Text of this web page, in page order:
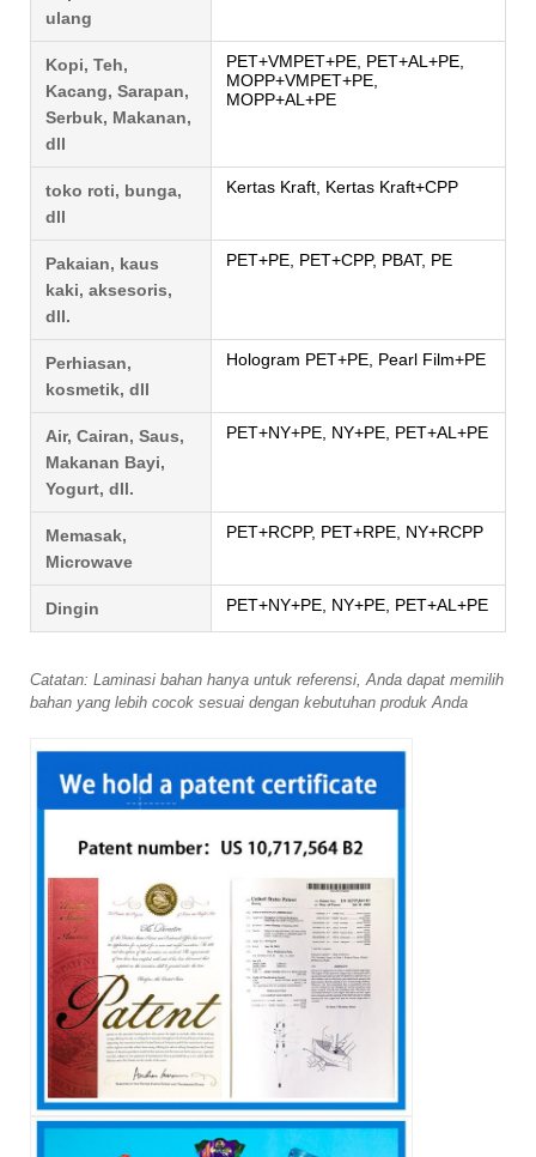
ulang
Kopi, Teh,
Kacang, Sarapan,
Serbuk, Makanan,
dll
PET+VMPET+PE, PET+AL+PE,
MOPP+VMPET+PE,
MOPP+AL+PE
toko roti, bunga,
dll
Kertas Kraft, Kertas Kraft+CPP
Pakaian, kaus
kaki, aksesoris,
dll.
PET+PE, PET+CPP, PBAT, PE
Perhiasan,
kosmetik, dll
Hologram PET+PE, Pearl Film+PE
Air, Cairan, Saus,
Makanan Bayi,
Yogurt, dll.
PET+NY+PE, NY+PE, PET+AL+PE
Memasak,
Microwave
PET+RCPP, PET+RPE, NY+RCPP
Dingin PET+NY+PE, NY+PE, PET+AL+PE
Catatan: Laminasi bahan hanya untuk referensi, Anda dapat memilih
bahan yang lebih cocok sesuai dengan kebutuhan produk Anda